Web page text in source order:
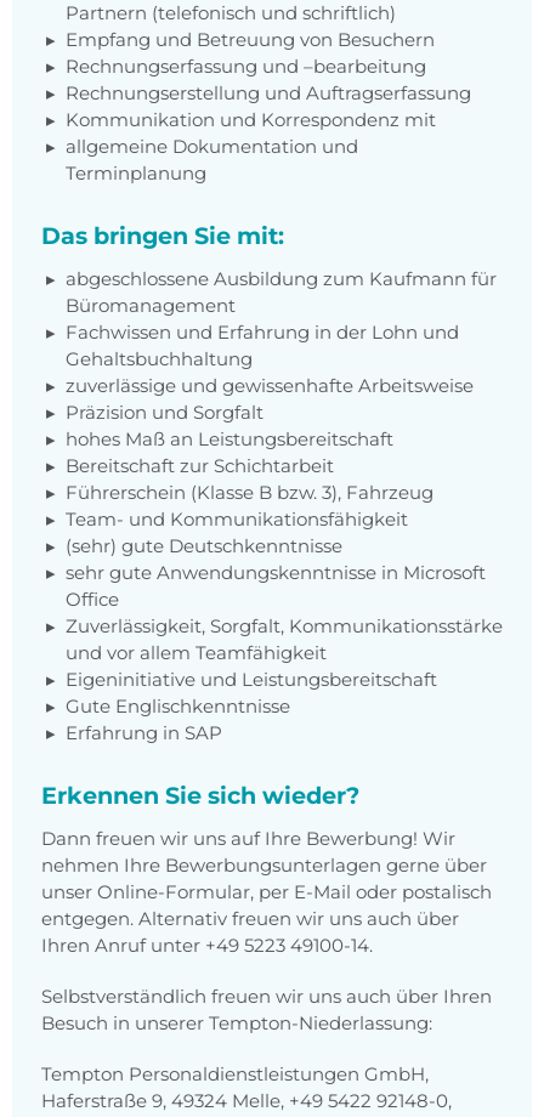
Partnern (telefonisch und schriftlich)
Empfang und Betreuung von Besuchern
Rechnungserfassung und –bearbeitung
Rechnungserstellung und Auftragserfassung
Kommunikation und Korrespondenz mit
allgemeine Dokumentation und
Terminplanung
Das bringen Sie mit:
abgeschlossene Ausbildung zum Kaufmann für
Büromanagement
Fachwissen und Erfahrung in der Lohn und
Gehaltsbuchhaltung
zuverlässige und gewissenhafte Arbeitsweise
Präzision und Sorgfalt
hohes Maß an Leistungsbereitschaft
Bereitschaft zur Schichtarbeit
Führerschein (Klasse B bzw. 3), Fahrzeug
Team- und Kommunikationsfähigkeit
(sehr) gute Deutschkenntnisse
sehr gute Anwendungskenntnisse in Microsoft
Office
Zuverlässigkeit, Sorgfalt, Kommunikationsstärke
und vor allem Teamfähigkeit
Eigeninitiative und Leistungsbereitschaft
Gute Englischkenntnisse
Erfahrung in SAP
Erkennen Sie sich wieder?
Dann freuen wir uns auf Ihre Bewerbung! Wir
nehmen Ihre Bewerbungsunterlagen gerne über
unser Online-Formular, per E-Mail oder postalisch
entgegen. Alternativ freuen wir uns auch über
Ihren Anruf unter +49 5223 49100-14.
Selbstverständlich freuen wir uns auch über Ihren
Besuch in unserer Tempton-Niederlassung:
Tempton Personaldienstleistungen GmbH,
Haferstraße 9, 49324 Melle, +49 5422 92148-0,